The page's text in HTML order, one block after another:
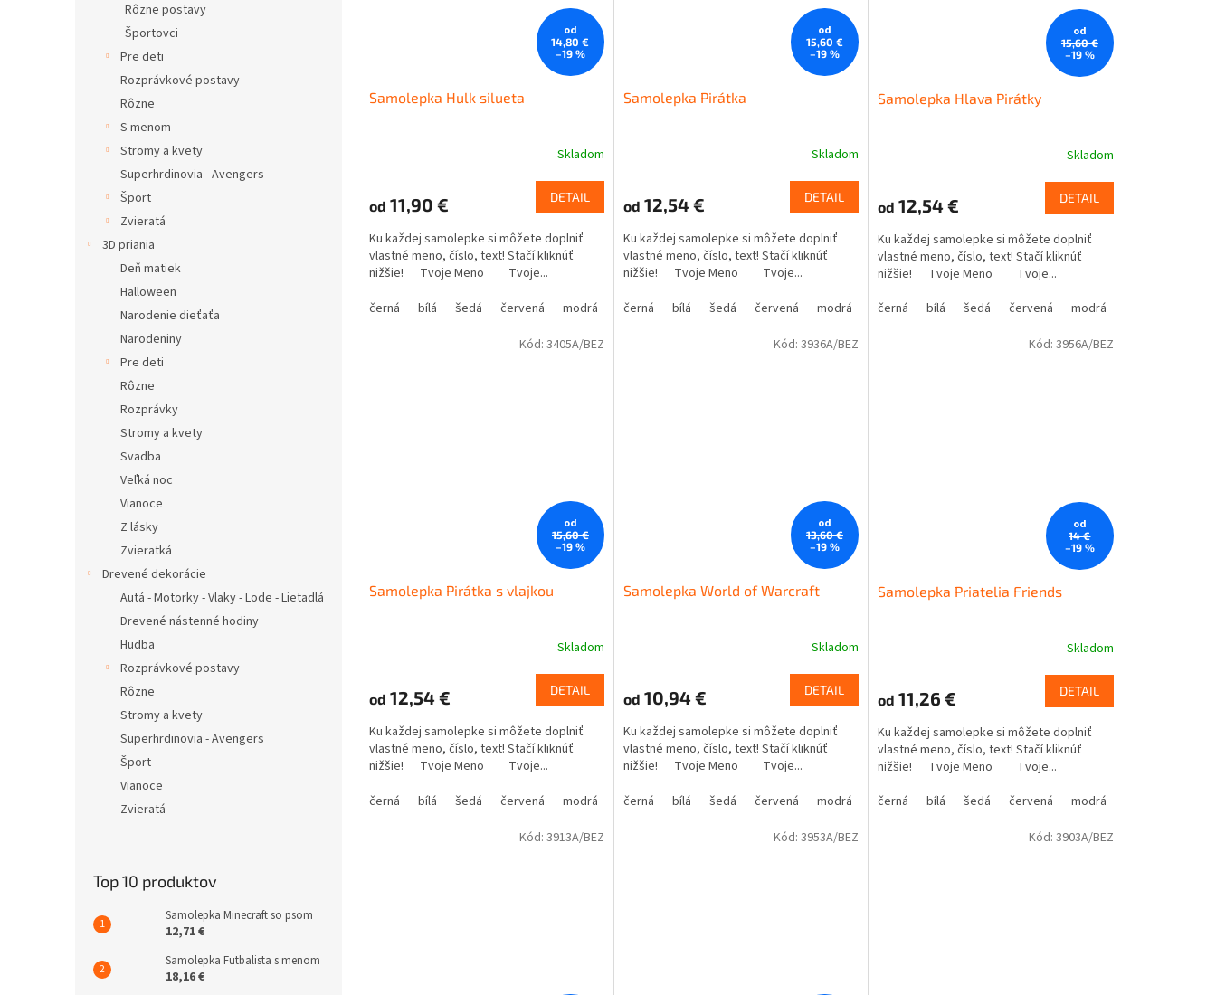
Rôzne postavy
Športovci
Pre deti
Rozprávkové postavy
Rôzne
S menom
Stromy a kvety
Superhrdinovia - Avengers
Šport
Zvieratá
3D priania
Deň matiek
Halloween
Narodenie dieťaťa
Narodeniny
Pre deti
Rôzne
Rozprávky
Stromy a kvety
Svadba
Veľká noc
Vianoce
Z lásky
Zvieratká
Drevené dekorácie
Autá - Motorky - Vlaky - Lode - Lietadlá
Drevené nástenné hodiny
Hudba
Rozprávkové postavy
Rôzne
Stromy a kvety
Superhrdinovia - Avengers
Šport
Vianoce
Zvieratá
Top 10 produktov
Samolepka Minecraft so psom
12,71 €
Samolepka Futbalista s menom
18,16 €
od
14,80 €
–19 %
Samolepka Hulk silueta
Skladom
od 11,90 € DETAIL
Ku každej samolepke si môžete doplniť
vlastné meno, číslo, text! Stačí kliknúť
nižšie! Tvoje Meno Tvoje...
černá
bílá šedá červená modrá žlutá zelená růžová fialová oranžová hnědá béžová
od
15,60 €
–19 %
Samolepka Pirátka
Skladom
od 12,54 € DETAIL
Ku každej samolepke si môžete doplniť
vlastné meno, číslo, text! Stačí kliknúť
nižšie! Tvoje Meno Tvoje...
černá
bílá šedá červená modrá žlutá zelená růžová fialová oranžová
od
15,60 €
–19 %
Samolepka Hlava Pirátky
Skladom
od 12,54 € DETAIL
Ku každej samolepke si môžete doplniť
vlastné meno, číslo, text! Stačí kliknúť
nižšie! Tvoje Meno Tvoje...
černá
bílá šedá červená modrá
od
15,60 €
–19 %
Samolepka Pirátka s vlajkou
Skladom
od 12,54 € DETAIL
Ku každej samolepke si môžete doplniť
vlastné meno, číslo, text! Stačí kliknúť
nižšie! Tvoje Meno Tvoje...
černá
bílá šedá červená modrá žlutá zelená růžová fialová oranžová hnědá béžová
Kód: 3405A/BEZ
od
13,60 €
–19 %
Samolepka World of Warcraft
Skladom
od 10,94 € DETAIL
Ku každej samolepke si môžete doplniť
vlastné meno, číslo, text! Stačí kliknúť
nižšie! Tvoje Meno Tvoje...
černá
bílá šedá červená modrá žlutá zelená růžová fialová oranžová
Kód: 3936A/BEZ
od
14 €
–19 %
Samolepka Priatelia Friends
Skladom
od 11,26 € DETAIL
Ku každej samolepke si môžete doplniť
vlastné meno, číslo, text! Stačí kliknúť
nižšie! Tvoje Meno Tvoje...
černá
bílá šedá červená modrá
Kód: 3956A/BEZ
Kód: 3913A/BEZ Kód: 3953A/BEZ Kód: 3903A/BEZ